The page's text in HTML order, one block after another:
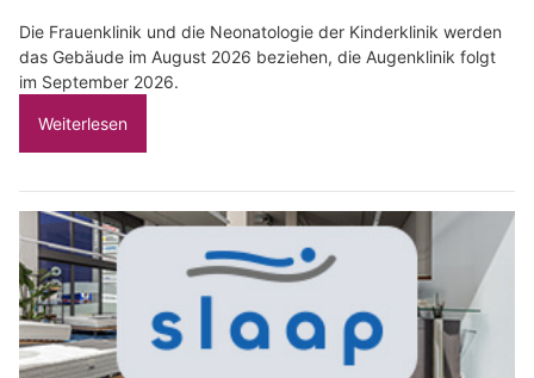
Die Frauenklinik und die Neonatologie der Kinderklinik werden
das Gebäude im August 2026 beziehen, die Augenklinik folgt
im September 2026.
Weiterlesen